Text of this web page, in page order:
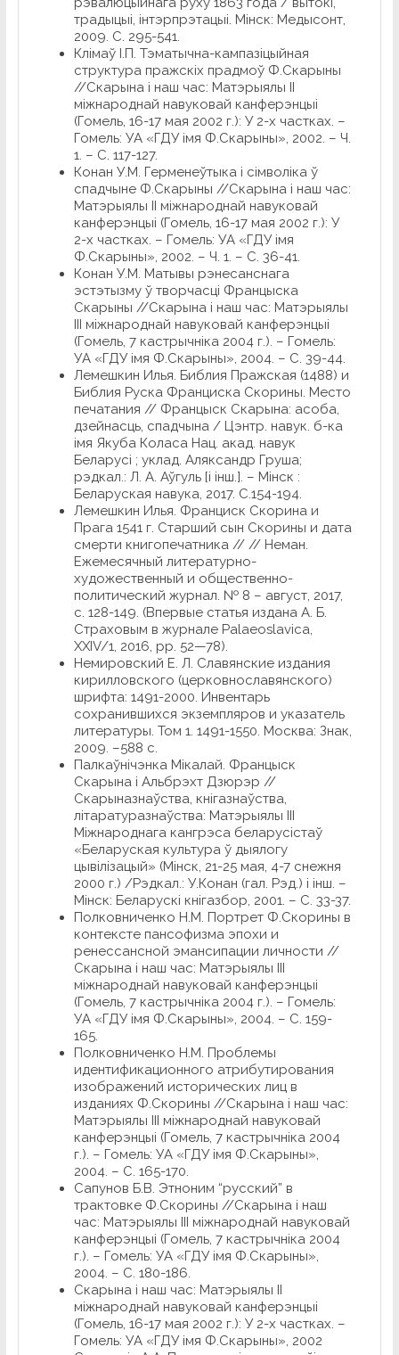
традыцыі, інтэрпрэтацыі. Мiнск: Медысонт,
2009. С. 295-541.
Клімаў І.П. Тэматычна-кампазіцыйная
структура пражскіх прадмоў Ф.Скарыны
//Скарына і наш час: Матэрыялы ІІ
міжнароднай навуковай канферэнцыі
(Гомель, 16-17 мая 2002 г.): У 2-х частках. –
Гомель: УА «ГДУ імя Ф.Скарыны», 2002. – Ч.
1. – С. 117-127.
Конан У.М. Герменеўтыка і сімволіка ў
спадчыне Ф.Скарыны //Скарына і наш час:
Матэрыялы ІІ міжнароднай навуковай
канферэнцыі (Гомель, 16-17 мая 2002 г.): У
2-х частках. – Гомель: УА «ГДУ імя
Ф.Скарыны», 2002. – Ч. 1. – С. 36-41.
Конан У.М. Матывы рэнесанснага
эстэтызму ў творчасці Францыска
Скарыны //Скарына і наш час: Матэрыялы
ІІІ міжнароднай навуковай канферэнцыі
(Гомель, 7 кастрычніка 2004 г.). – Гомель:
УА «ГДУ імя Ф.Скарыны», 2004. – С. 39-44.
Лемешкин Илья. Библия Пражская (1488) и
Библия Руска Франциска Скорины. Место
печатания // Францыск Скарына: асоба,
дзейнасць, спадчына / Цэнтр. навук. б-ка
імя Якуба Коласа Нац. акад. навук
Беларусі ; уклад. Аляксандр Груша;
рэдкал.: Л. А. Аўгуль [і інш.]. – Мінск :
Беларуская навука, 2017. С.154-194.
Лемешкин Илья. Франциск Скорина и
Прага 1541 г. Старший сын Скорины и дата
смерти книгопечатника // // Неман.
Ежемесячный литературно-
художественный и общественно-
политический журнал. № 8 – август, 2017,
с. 128-149. (Впервые статья издана А. Б.
Страховым в журнале Palaeoslavica,
XXIV/1, 2016, pp. 52—78).
Немировский Е. Л. Славянские издания
кирилловского (церковнославянского)
шрифта: 1491-2000. Инвентарь
сохранившихся экземпляров и указатель
литературы. Том 1. 1491-1550. Москва: Знак,
2009. –588 с.
Палкаўнічэнка Мікалай. Францыск
Скарына і Альбрэхт Дзюрэр //
Скарыназнаўства, кнігазнаўства,
літаратуразнаўства: Матэрыялы ІІІ
Міжнароднага кангрэса беларусістаў
«Беларуская культура ў дыялогу
цывілізацый» (Мінск, 21-25 мая, 4-7 снежня
2000 г.) /Рэдкал.: У.Конан (гал. Рэд.) і інш. –
Мінск: Беларускі кнігазбор, 2001. – С. 33-37.
Полковниченко Н.М. Портрет Ф.Скорины в
контексте пансофизма эпохи и
ренессансной эмансипации личности //
Скарына і наш час: Матэрыялы ІІІ
міжнароднай навуковай канферэнцыі
(Гомель, 7 кастрычніка 2004 г.). – Гомель:
УА «ГДУ імя Ф.Скарыны», 2004. – С. 159-
165.
Полковниченко Н.М. Проблемы
идентификационного атрибутирования
изображений исторических лиц в
изданиях Ф.Скорины //Скарына і наш час:
Матэрыялы ІІІ міжнароднай навуковай
канферэнцыі (Гомель, 7 кастрычніка 2004
г.). – Гомель: УА «ГДУ імя Ф.Скарыны»,
2004. – С. 165-170.
Сапунов Б.В. Этноним “русский” в
трактовке Ф.Скорины //Скарына і наш
час: Матэрыялы ІІІ міжнароднай навуковай
канферэнцыі (Гомель, 7 кастрычніка 2004
г.). – Гомель: УА «ГДУ імя Ф.Скарыны»,
2004. – С. 180-186.
Скарына і наш час: Матэрыялы ІІ
міжнароднай навуковай канферэнцыі
(Гомель, 16-17 мая 2002 г.): У 2-х частках. –
Гомель: УА «ГДУ імя Ф.Скарыны», 2002